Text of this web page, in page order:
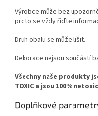
Výrobce může bez
proto se vždy řiďte
Druh obalu se může lišit.
Dekorace nejsou součástí
Všechny naše produkty
TOXIC a jsou 100%
Doplňkové